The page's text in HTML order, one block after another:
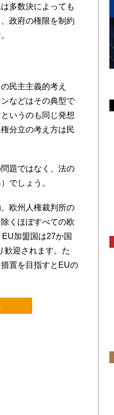
多数決によっても
政府の権限を制約
民主主義的考え
などはその典型で
いうのも同じ発想
分立の考え方は民
題ではなく、法の
でしょう。
欧州人権裁判所の
くほぼすべての欧
加盟国は27か国
歓迎されます。た
置を目指すとEUの